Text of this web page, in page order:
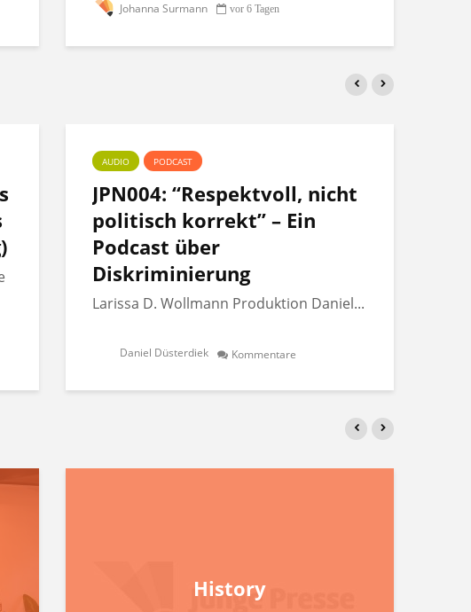
Johanna Surmann vor 6 Tagen
AUDIO PODCAST
JPN004: “Respektvoll, nicht
politisch korrekt” – Ein
Podcast über
Diskriminierung
Larissa D. Wollmann Produktion Daniel...
Daniel Düsterdiek Kommentare
History